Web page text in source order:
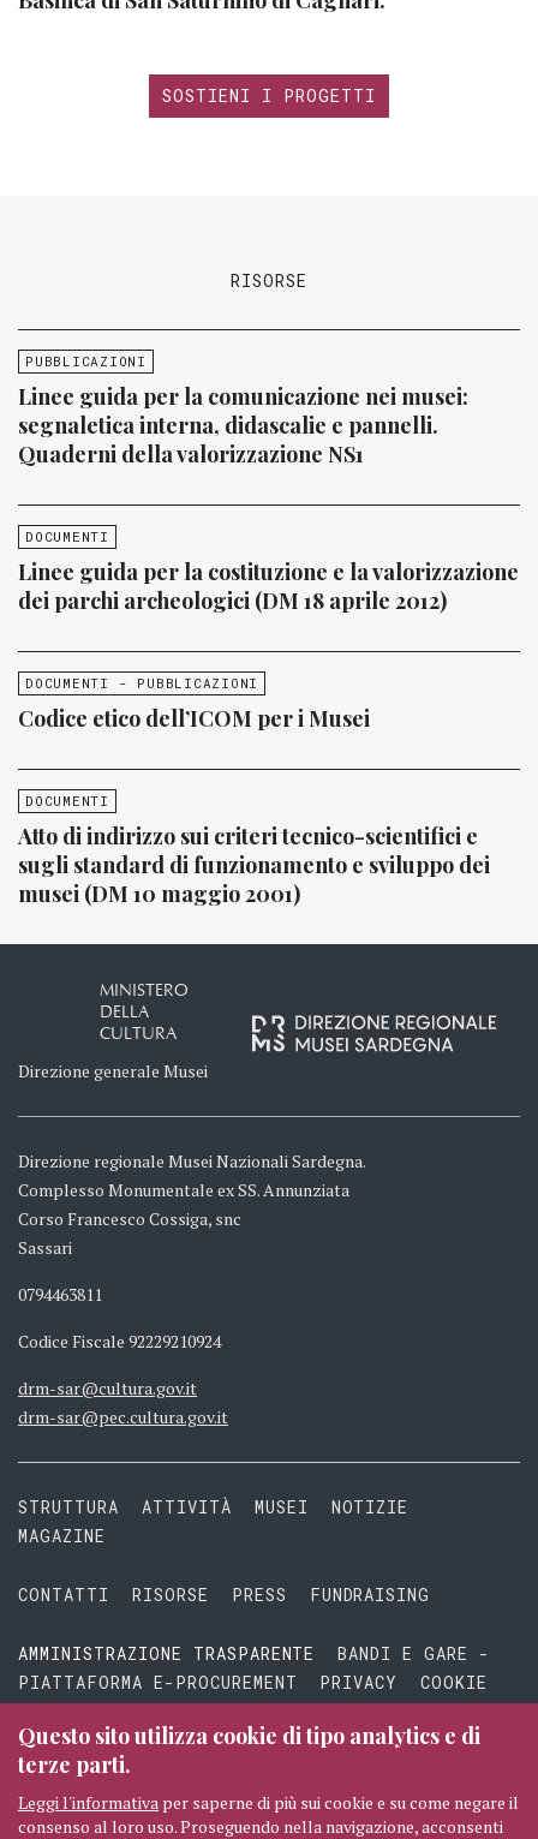
SOSTIENI I PROGETTI
RISORSE
PUBBLICAZIONI
Linee guida per la comunicazione nei musei:
segnaletica interna, didascalie e pannelli.
Quaderni della valorizzazione NS1
DOCUMENTI
Linee guida per la costituzione e la valorizzazione
dei parchi archeologici (DM 18 aprile 2012)
DOCUMENTI - PUBBLICAZIONI
Codice etico dell’ICOM per i Musei
DOCUMENTI
Atto di indirizzo sui criteri tecnico-scientifici e
sugli standard di funzionamento e sviluppo dei
musei (DM 10 maggio 2001)
MINISTERO
DELLA
CULTURA
Direzione generale Musei
Direzione regionale Musei Nazionali Sardegna.
Complesso Monumentale ex SS. Annunziata
Corso Francesco Cossiga, snc
Sassari
0794463811
Codice Fiscale 92229210924
drm-sar@cultura.gov.it
drm-sar@pec.cultura.gov.it
STRUTTURA ATTIVITÀ MUSEI
NOTIZIE
MAGAZINE
CONTATTI RISORSE PRESS FUNDRAISING
AMMINISTRAZIONE TRASPARENTE
BANDI E GARE -
PIATTAFORMA E-PROCUREMENT
PRIVACY
COOKIE
TERMINI E CONDIZIONI
Questo sito utilizza cookie di tipo analytics e di
terze parti.
Leggi l'informativa per saperne di più sui cookie e su come negare il
consenso al loro uso. Proseguendo nella navigazione, acconsenti